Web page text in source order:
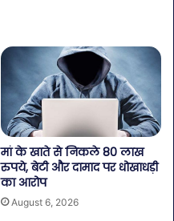
मां के खाते से निकले 80 लाख
रुपये, बेटी और दामाद पर धोखाधड़ी
का आरोप
August 6, 2026